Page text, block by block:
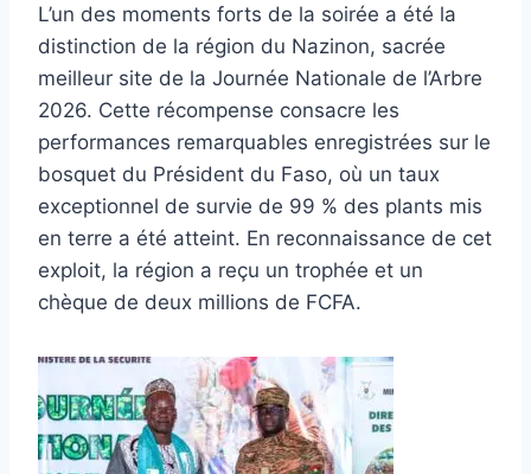
L’un des moments forts de la soirée a été la
distinction de la région du Nazinon, sacrée
meilleur site de la Journée Nationale de l’Arbre
2026. Cette récompense consacre les
performances remarquables enregistrées sur le
bosquet du Président du Faso, où un taux
exceptionnel de survie de 99 % des plants mis
en terre a été atteint. En reconnaissance de cet
exploit, la région a reçu un trophée et un
chèque de deux millions de FCFA.